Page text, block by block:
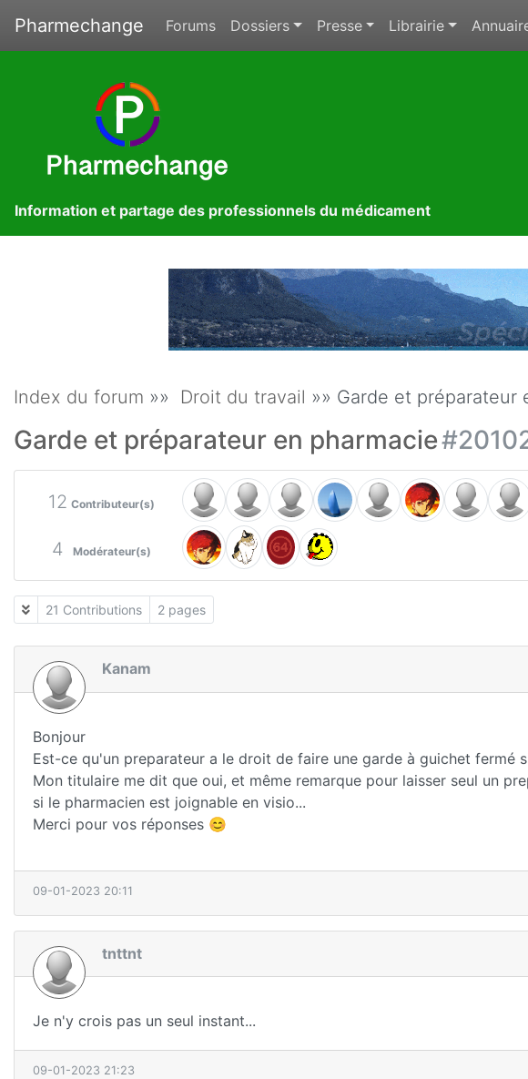
Pharmechange Forums Dossiers Presse Librairie
Information et partage des professionnels du médicament
Index du forum »» Droit du travail »» Garde et préparateur
Garde et préparateur en pharmacie
12 Contributeur(s)
4 Modérateur(s)
21 Contributions 2 pages
Kanam
Bonjour
Est-ce qu'un preparateur a le droit de faire une garde à guichet fermé
Mon titulaire me dit que oui, et même remarque pour laisser seul un
si le pharmacien est joignable en visio...
Merci pour vos réponses 😊
09-01-2023 20:11
tnttnt
Je n'y crois pas un seul instant...
09-01-2023 21:23